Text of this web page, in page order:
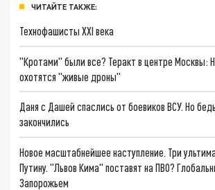
ЧИТАЙТЕ ТАКЖЕ:
Технофашисты XXI века
"Кротами" были все? Теракт в центре Москвы:
охотятся "живые дроны"
Даня с Дашей спаслись от боевиков ВСУ. Но
закончились
Новое масштабнейшее наступление. Три
Путину. "Львов Кима" поставят на ПВО?
Запорожьем